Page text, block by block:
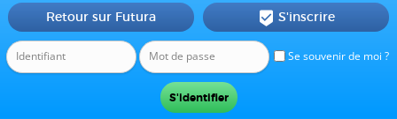
Se souvenir de moi ?
Retour sur Futura  S'inscrire